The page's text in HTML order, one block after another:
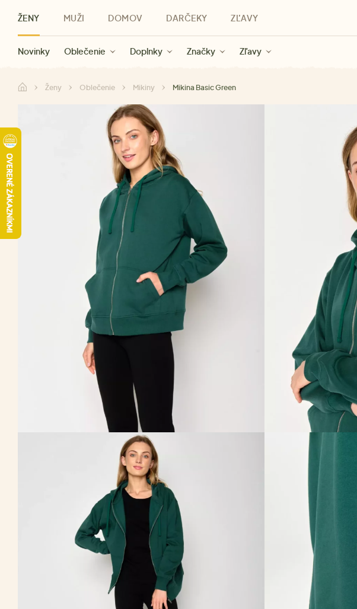
ŽENY
Novinky Oblečenie Doplnky Značky Zľavy
MUŽI
Novinky Oblečenie Značky Zľavy
DOMOV
Kategórie Značky Zľavy
DARČEKY
Pre ženy Pre mužov Darčeky pre deti Pre všetkých
ZĽAVY
Zľavy ženy Zľavy muži
Ženy Oblečenie Mikiny Mikina Basic Green